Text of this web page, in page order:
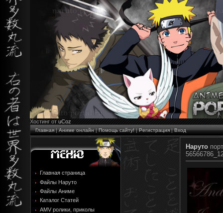
Хостинг от uCoz
Главная|Аниме онлайн|Помощь сайту!|Регистрация|Вход
Главная страница
Файлы Наруто
Файлы Аниме
Каталог Статей
AMV ролики, приколы
Наруто